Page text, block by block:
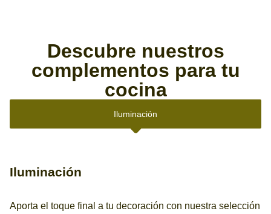
Descubre nuestros
complementos para tu
cocina
Iluminación
Iluminación
Aporta el toque final a tu decoración con nuestra selección